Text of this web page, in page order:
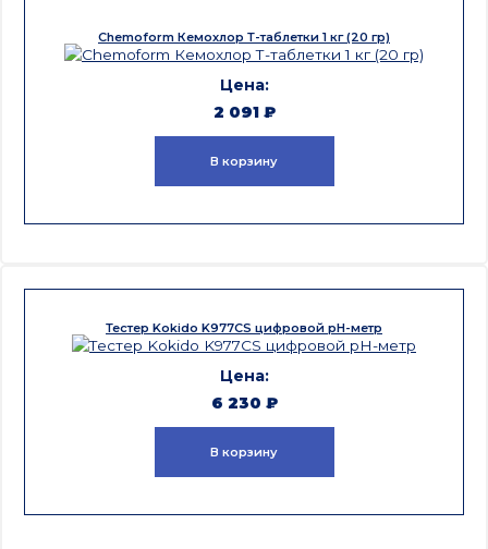
Chemoform Кемохлор Т-таблетки 1 кг (20 гр)
2 091 ₽
В корзину
Тестер Kokido K977CS цифровой рН-метр
6 230 ₽
В корзину